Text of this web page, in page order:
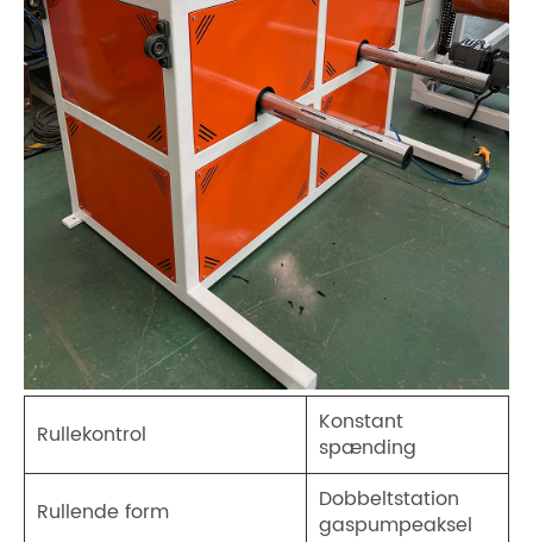
Rullekontrol
Konstant
spænding
Rullende form
Dobbeltstation
gaspumpeaksel